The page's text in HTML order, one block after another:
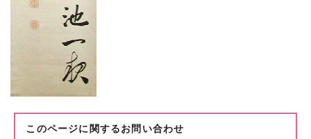
このページに関する お問い合わせ